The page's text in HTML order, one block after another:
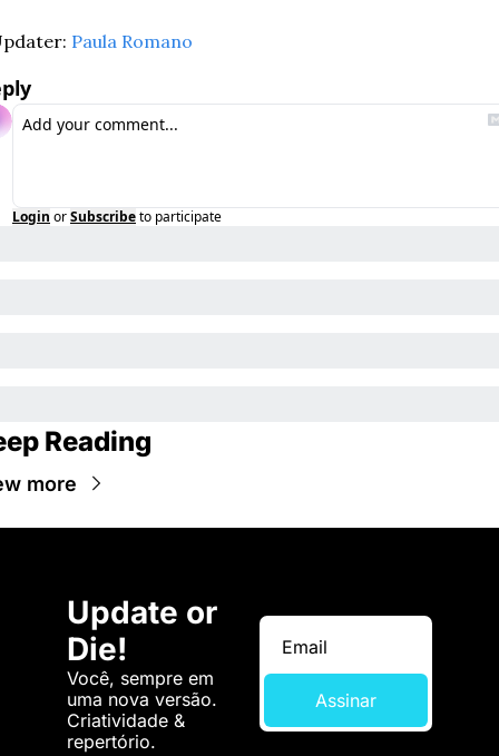
Paula Romano
Login orSubscribeto participate
Reading
more
Update or
Die!
Você, sempre em
uma nova versão.
Criatividade &
repertório.
Assinar